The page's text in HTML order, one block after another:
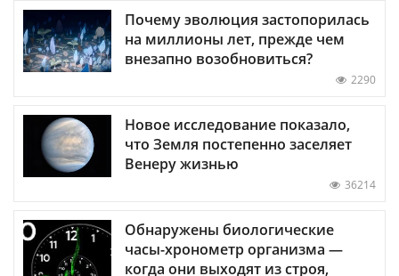
Почему эволюция застопорилась
на миллионы лет, прежде чем
внезапно возобновиться?
2290
Новое исследование показало,
что Земля постепенно заселяет
Венеру жизнью
36214
Обнаружены биологические
часы-хронометр организма —
когда они выходят из строя,